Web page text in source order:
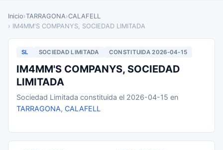
Inicio›TARRAGONA›CALAFELL
› IM4MM'S COMPANYS, SOCIEDAD LIMITADA
SL SOCIEDAD LIMITADA CONSTITUIDA 2026-04-15
IM4MM'S COMPANYS, SOCIEDAD
LIMITADA
Sociedad Limitada constituida el 2026-04-15 en
TARRAGONA, CALAFELL